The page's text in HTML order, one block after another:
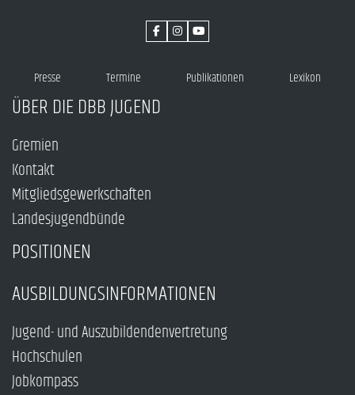
Presse Termine Publikationen Lexikon
ÜBER DIE DBB JUGEND
Gremien
Kontakt
Mitgliedsgewerkschaften
Landesjugendbünde
POSITIONEN
AUSBILDUNGSINFORMATIONEN
Jugend- und Auszubildendenvertretung
Hochschulen
Jobkompass